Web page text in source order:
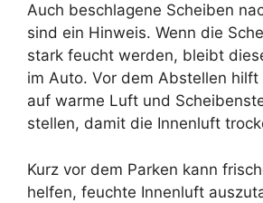
Auch beschlagene Scheiben
sind ein Hinweis. Wenn die
stark feucht werden, bleibt
im Auto. Vor dem Abstellen
auf warme Luft und
stellen, damit die Innenluft
Kurz vor dem Parken kann
helfen, feuchte Innenluft